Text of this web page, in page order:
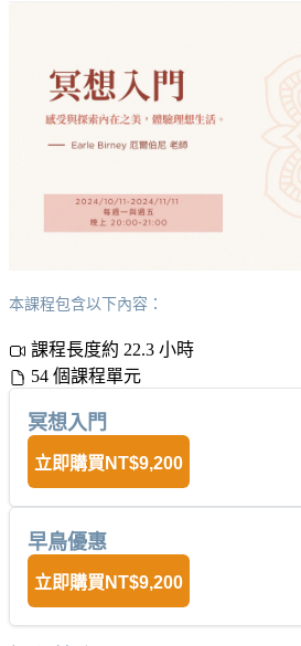
本課程包含以下內容：
課程長度約 22.3 小時
54 個課程單元
冥想入門
立即購買 NT$9,200
早鳥優惠
立即購買 NT$9,200